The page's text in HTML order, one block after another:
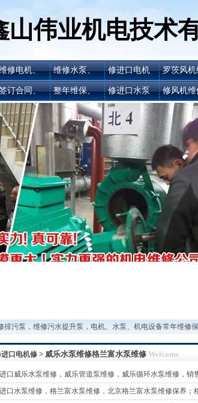
山伟业机电技术
修电机、
订合同、
维修水泵、
整年维保、
修进口电机
修进口水泵
罗茨风机
修风机维
污泵，维修污水提升泵，电机、水泵、机电设备常年维修
口电机修 > 威乐水泵维修格兰富水泵维修 Welcome
进口威乐水泵维修，威乐管道泵维修，威乐循环水泵维修，销
进口水泵维修，格兰富水泵维修，北京格兰富水泵维修保养；